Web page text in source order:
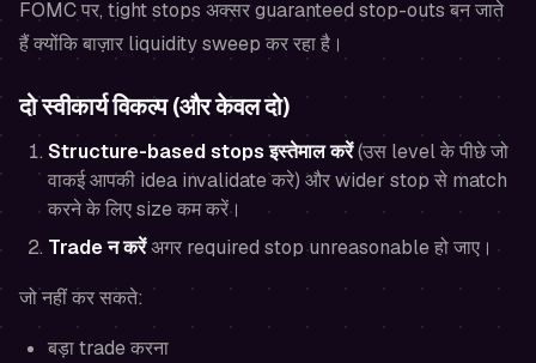
FOMC पर, tight stops अक्सरguaranteed stop-outs बन जाते
हैं क्योंकि बाज़ार liquidity sweep कर रहा है।
दो स्वीकार्य विकल्प (और केवल दो)
Structure-based stops इस्तेमाल करें(उस level के पीछे जो
वाकई आपकी idea invalidate करे) और wider stop से match
करने के लिए size कम करें।
Trade न करेंअगर required stop unreasonable हो जाए।
जो नहीं कर सकते:
बड़ा trade करना